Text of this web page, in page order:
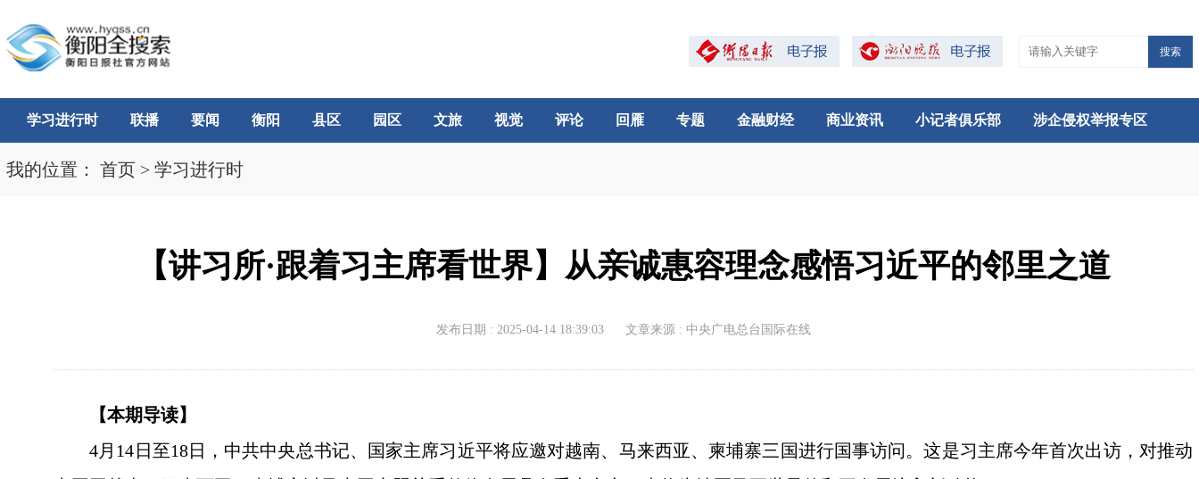
搜索
学习进行时 联播 要闻 衡阳 县区 园区 文旅 视觉 评论 回雁 专题 金融财经 商业资讯 小记者俱乐部 涉企侵权举报专区
我的位置： 首页 > 学习进行时
【讲习所·跟着习主席看世界】从亲诚惠容理念感悟习近平的邻里之道
发布日期 : 2025-04-14 18:39:03 文章来源 : 中央广电总台国际在线
【本期导读】
4月14日至18日，中共中央总书记、国家主席习近平将应邀对越南、马来西亚、柬埔寨三国进行国事访问。这是习主席今年首次出访，对推动